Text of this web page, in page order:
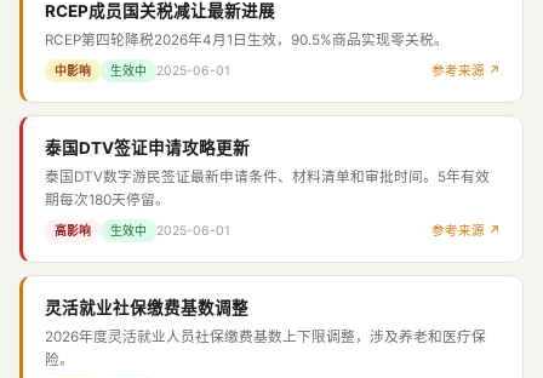
RCEP成员国关税减让最新进展
RCEP第四轮降税2026年4月1日生效，90.5%商品实现零关税。
中影响 生效中 2025-06-01 参考来源 ↗
泰国DTV签证申请攻略更新
泰国DTV数字游民签证最新申请条件、材料清单和审批时间。5年有效
期每次180天停留。
高影响 生效中 2025-06-01 参考来源 ↗
灵活就业社保缴费基数调整
2026年度灵活就业人员社保缴费基数上下限调整，涉及养老和医疗保
险。